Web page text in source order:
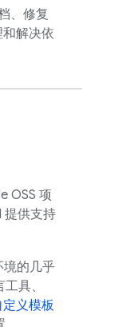
、修复
解决依
OSS 项
提供支持
境的几乎
具、
定义模板